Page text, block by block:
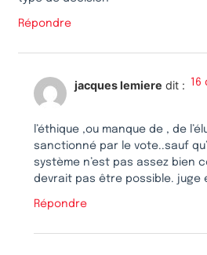
Répondre
jacques lemiere dit : 16
l’éthique ,ou manque de , de
sanctionné par le vote..sauf
système n’est pas assez bien
devrait pas être possible. juge
Répondre